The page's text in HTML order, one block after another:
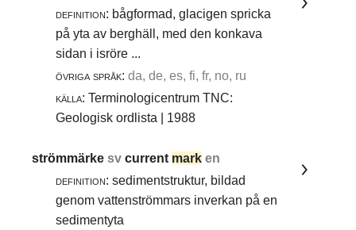
definition: bågformad, glacigen spricka
på yta av berghäll, med den konkava
sidan i isröre ...
övriga språk: da, de, es, fi, fr, no, ru
källa: Terminologicentrum TNC:
Geologisk ordlista | 1988
strömmärkesvcurrent mark en
definition: sedimentstruktur, bildad
genom vattenströmmars inverkan på en
sedimentyta